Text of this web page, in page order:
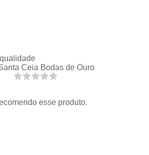
Ceia Bodas de Ouro
esse produto.